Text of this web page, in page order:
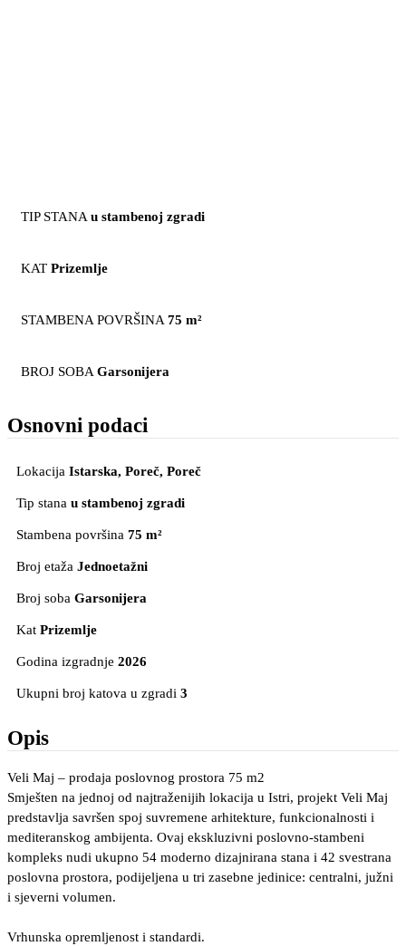
TIP STANA u stambenoj zgradi
KAT Prizemlje
STAMBENA POVRŠINA 75 m²
BROJ SOBA Garsonijera
Osnovni podaci
Lokacija Istarska, Poreč, Poreč
Tip stana u stambenoj zgradi
Stambena površina 75 m²
Broj etaža Jednoetažni
Broj soba Garsonijera
Kat Prizemlje
Godina izgradnje 2026
Ukupni broj katova u zgradi 3
Opis
Veli Maj – prodaja poslovnog prostora 75 m2
Smješten na jednoj od najtraženijih lokacija u Istri, projekt Veli Maj
predstavlja savršen spoj suvremene arhitekture, funkcionalnosti i
mediteranskog ambijenta. Ovaj ekskluzivni poslovno-stambeni
kompleks nudi ukupno 54 moderno dizajnirana stana i 42 svestrana
poslovna prostora, podijeljena u tri zasebne jedinice: centralni, južni
i sjeverni volumen.
Vrhunska opremljenost i standardi.